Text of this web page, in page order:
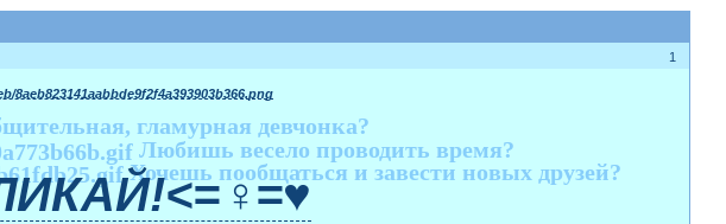
1
гламурная девчонка?
Любишь весело проводить время?
Хочешь пообщаться и завести новых друзей?